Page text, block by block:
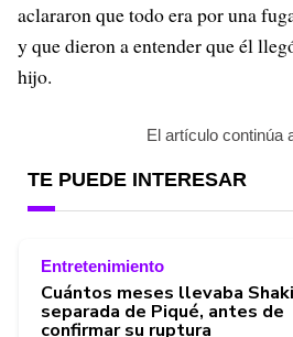
aclararon que todo era por una
y que dieron a entender que él
hijo.
El artículo continúa
TE PUEDE INTERESAR
Entretenimiento
Cuántos meses llevaba
separada de Piqué, antes de
confirmar su ruptura